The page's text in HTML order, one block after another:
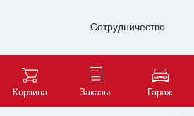
Сотрудничество
Корзина Заказы Гараж